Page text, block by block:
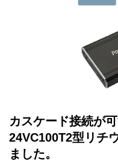
カスケード接続が
24VC100T2型リチ
ました。